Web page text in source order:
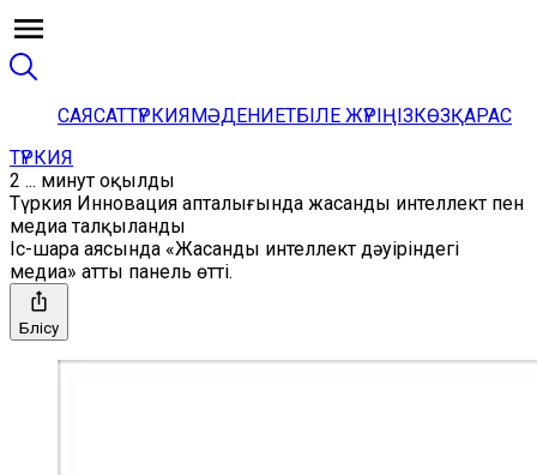
САЯСАТТҮРКИЯМӘДЕНИЕТБІЛЕ ЖҮРІҢІЗКӨЗҚАРАС
ТҮРКИЯ
2 ... минут оқылды
Түркия Инновация апталығында жасанды интеллект пен
медиа талқыланды
Іс-шара аясында «Жасанды интеллект дәуіріндегі
медиа» атты панель өтті.
Бөлісу